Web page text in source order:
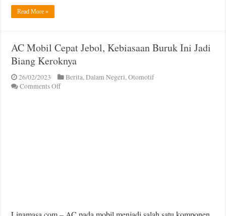
Read More »
AC Mobil Cepat Jebol, Kebiasaan Buruk Ini Jadi
Biang Keroknya
26/02/2023 Berita,Dalam Negeri,Otomotif
Comments Offon